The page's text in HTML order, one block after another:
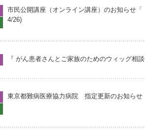
市民公開講座（オンライン講座）のお知らせ
4/26)
『 がん患者さんとご家族のためのウィッグ相
東京都難病医療協力病院 指定更新のお知らせ